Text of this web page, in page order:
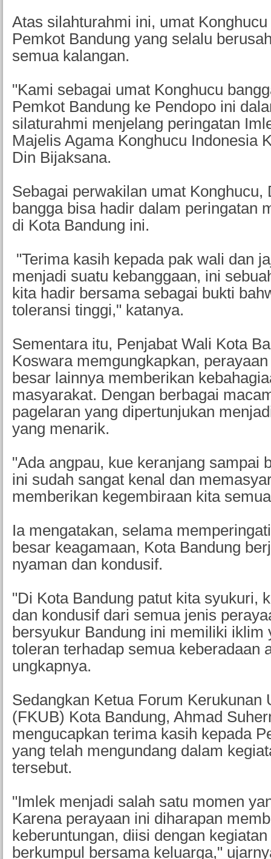
Atas silahturahmi ini, umat
Pemkot Bandung yang selalu
semua kalangan.
"Kami sebagai umat Konghucu
Pemkot Bandung ke Pendopo ini
silaturahmi menjelang peringatan
Majelis Agama Konghucu Indonesia
Din Bijaksana.
Sebagai perwakilan umat Konghucu,
bangga bisa hadir dalam peringatan
di Kota Bandung ini.
"Terima kasih kepada pak wali dan
menjadi suatu kebanggaan, ini
kita hadir bersama sebagai bukti
toleransi tinggi," katanya.
Sementara itu, Penjabat Wali Kota
Koswara memgungkapkan,
besar lainnya memberikan
masyarakat. Dengan berbagai
pagelaran yang dipertunjukan
yang menarik.
"Ada angpau, kue keranjang sampai
ini sudah sangat kenal dan
memberikan kegembiraan kita
Ia mengatakan, selama
besar keagamaan, Kota Bandung
nyaman dan kondusif.
"Di Kota Bandung patut kita syukuri,
dan kondusif dari semua jenis
bersyukur Bandung ini memiliki iklim
toleran terhadap semua keberadaan
ungkapnya.
Sedangkan Ketua Forum Kerukunan
(FKUB) Kota Bandung, Ahmad
mengucapkan terima kasih kepada
yang telah mengundang dalam
tersebut.
"Imlek menjadi salah satu momen
Karena perayaan ini diharapan
keberuntungan, diisi dengan
berkumpul bersama keluarga,"